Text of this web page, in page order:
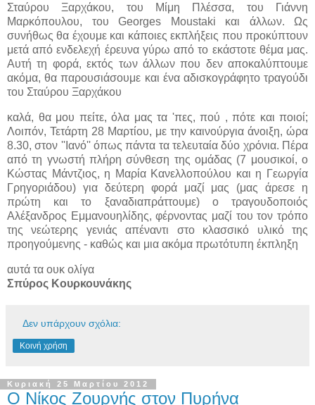
Σταύρου Ξαρχάκου, του Μίμη Πλέσσα, του Γιάννη
Μαρκόπουλου, του Georges Moustaki και άλλων. Ως
συνήθως θα έχουμε και κάποιες εκπλήξεις που προκύπτουν
μετά από ενδελεχή έρευνα γύρω από το εκάστοτε θέμα μας.
Αυτή τη φορά, εκτός των άλλων που δεν αποκαλύπτουμε
ακόμα, θα παρουσιάσουμε και ένα αδισκογράφητο τραγούδι
του Σταύρου Ξαρχάκου
καλά, θα μου πείτε, όλα μας τα 'πες, πού , πότε και ποιοί;
Λοιπόν, Τετάρτη 28 Μαρτίου, με την καινούργια άνοιξη, ώρα
8.30, στον ''Ιανό'' όπως πάντα τα τελευταία δύο χρόνια. Πέρα
από τη γνωστή πλήρη σύνθεση της ομάδας (7 μουσικοί, ο
Κώστας Μάντζιος, η Μαρία Κανελλοπούλου και η Γεωργία
Γρηγοριάδου) για δεύτερη φορά μαζί μας (μας άρεσε η
πρώτη και το ξαναδιαπράττουμε) ο τραγουδοποιός
Αλέξανδρος Εμμανουηλίδης, φέρνοντας μαζί του τον τρόπο
της νεώτερης γενιάς απέναντι στο κλασσικό υλικό της
προηγούμενης - καθώς και μια ακόμα πρωτότυπη έκπληξη
αυτά τα ουκ ολίγα
Σπύρος Κουρκουνάκης
Δεν υπάρχουν σχόλια:
Κοινή χρήση
Κυριακή 25 Μαρτίου 2012
Ο Νίκος Ζουρνής στον Πυρήνα